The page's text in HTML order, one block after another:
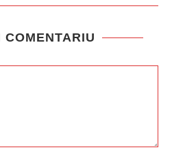
COMENTARIU